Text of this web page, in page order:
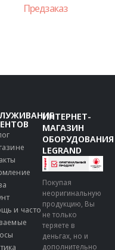
Предзаказ
и часто
ИНТЕРНЕТ-
МАГАЗИН
ОБОРУДОВАНИЯ
LEGRAND
Покупая
неоригинальную
продукцию, Вы
не только
теряете в
деньгах, но и
дополнительно